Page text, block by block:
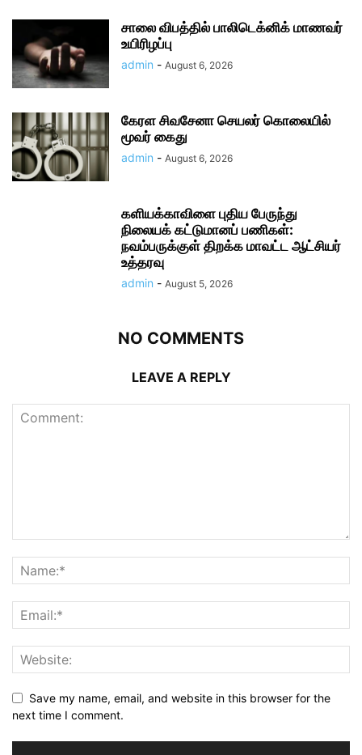
சாலை விபத்தில் பாலிடெக்னிக் மாணவர்
உயிரிழப்பு
admin - August 6, 2026
கேரள சிவசேனா செயலர் கொலையில்
மூவர் கைது
admin - August 6, 2026
களியக்காவிளை புதிய பேருந்து
நிலையக் கட்டுமானப் பணிகள்:
நவம்பருக்குள் திறக்க மாவட்ட ஆட்சியர்
உத்தரவு
admin - August 5, 2026
NO COMMENTS
LEAVE A REPLY
Save my name, email, and website in this browser for the
next time I comment.